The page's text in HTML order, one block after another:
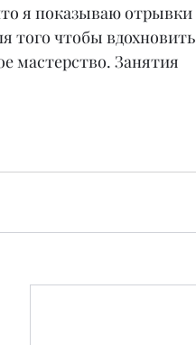
я показываю отрывки
того чтобы вдохновить
мастерство. Занятия